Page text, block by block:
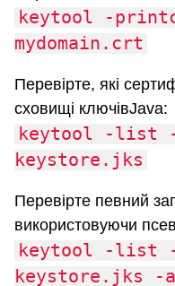
keytool -
mydomain.crt
Перевірте, які
сховищі ключівJava:
keytool -list
keystore.jks
Перевірте певний
використовуючи
keytool -list
keystore.jks -